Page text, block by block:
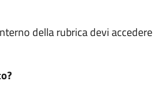
della rubrica devi